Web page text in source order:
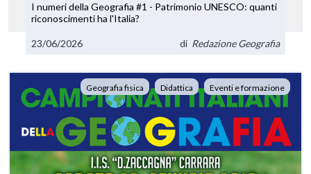
I numeri della Geografia #1 - Patrimonio UNESCO: quanti
riconoscimenti ha l'Italia?
23/06/2026 di Redazione Geografia
Geografia fisica Didattica Eventi e formazione